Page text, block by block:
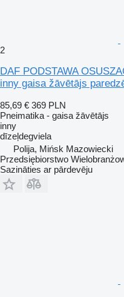
2
DAF PODSTAWA
inny gaisa žāvētājs
85,69 € 369 PLN
Pneimatika - gaisa žāvētājs
inny
dīzeļdegviela
Polija, Mińsk Mazowiecki
Przedsiębiorstwo
Sazināties ar pārdevēju